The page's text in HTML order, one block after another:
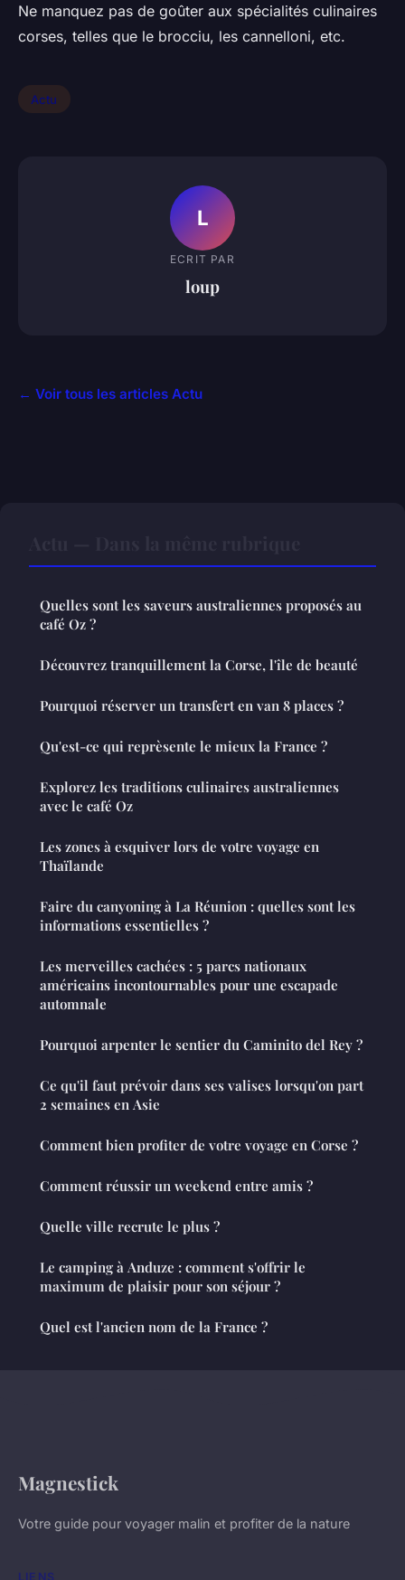
Ne manquez pas de goûter aux spécialités culinaires
corses, telles que le brocciu, les cannelloni, etc.
Actu
L
ECRIT PAR
loup
← Voir tous les articles Actu
Quelles sont les saveurs australiennes proposés au
café Oz ?
Découvrez tranquillement la Corse, l'île de beauté
Pourquoi réserver un transfert en van 8 places ?
Qu'est-ce qui reprèsente le mieux la France ?
Explorez les traditions culinaires australiennes
avec le café Oz
Les zones à esquiver lors de votre voyage en
Thaïlande
Faire du canyoning à La Réunion : quelles sont les
informations essentielles ?
Les merveilles cachées : 5 parcs nationaux
américains incontournables pour une escapade
automnale
Pourquoi arpenter le sentier du Caminito del Rey ?
Ce qu'il faut prévoir dans ses valises lorsqu'on part
2 semaines en Asie
Comment bien profiter de votre voyage en Corse ?
Comment réussir un weekend entre amis ?
Quelle ville recrute le plus ?
Le camping à Anduze : comment s'offrir le
maximum de plaisir pour son séjour ?
Quel est l'ancien nom de la France ?
Magnestick
Votre guide pour voyager malin et profiter de la nature
LIENS